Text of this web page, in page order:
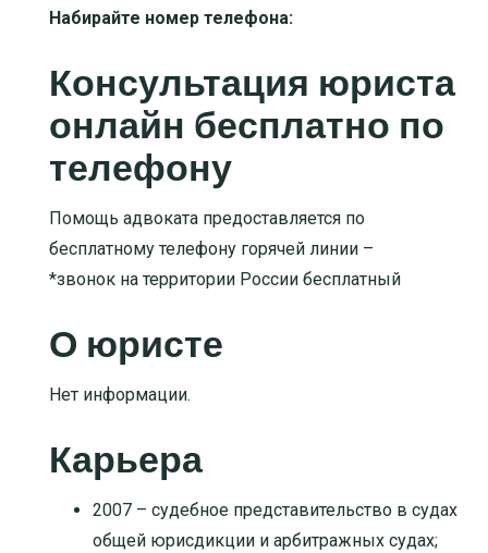
Набирайте номер телефона:
Консультация юриста
онлайн бесплатно по
телефону
Помощь адвоката предоставляется по
бесплатному телефону горячей линии –
*звонок на территории России бесплатный
О юристе
Нет информации.
Карьера
2007 – судебное представительство в судах
общей юрисдикции и арбитражных судах;